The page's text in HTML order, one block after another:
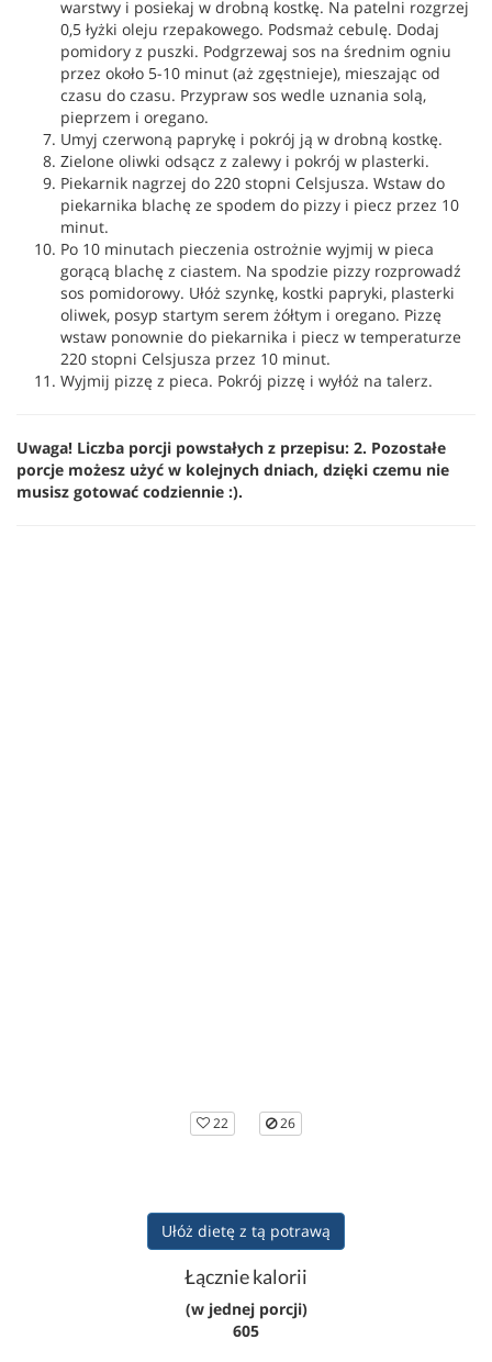
warstwy i posiekaj w drobną kostkę. Na patelni rozgrzej
0,5 łyżki oleju rzepakowego. Podsmaż cebulę. Dodaj
pomidory z puszki. Podgrzewaj sos na średnim ogniu
przez około 5-10 minut (aż zgęstnieje), mieszając od
czasu do czasu. Przypraw sos wedle uznania solą,
pieprzem i oregano.
Umyj czerwoną paprykę i pokrój ją w drobną kostkę.
Zielone oliwki odsącz z zalewy i pokrój w plasterki.
Piekarnik nagrzej do 220 stopni Celsjusza. Wstaw do
piekarnika blachę ze spodem do pizzy i piecz przez 10
minut.
Po 10 minutach pieczenia ostrożnie wyjmij w pieca
gorącą blachę z ciastem. Na spodzie pizzy rozprowadź
sos pomidorowy. Ułóż szynkę, kostki papryki, plasterki
oliwek, posyp startym serem żółtym i oregano. Pizzę
wstaw ponownie do piekarnika i piecz w temperaturze
220 stopni Celsjusza przez 10 minut.
Wyjmij pizzę z pieca. Pokrój pizzę i wyłóż na talerz.
Uwaga! Liczba porcji powstałych z przepisu: 2. Pozostałe
porcje możesz użyć w kolejnych dniach, dzięki czemu nie
musisz gotować codziennie :).
22 26
Ułóż dietę z tą potrawą
Łącznie kalorii
(w jednej porcji)
605